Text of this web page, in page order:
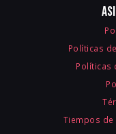
Políticas
Políticas
Tiempos